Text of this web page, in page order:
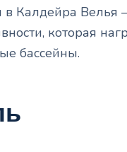
Калдейра Велья
которая
бассейны.